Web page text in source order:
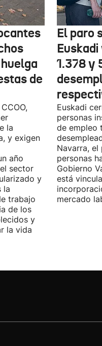
de
la
y exigen
año
sector
y
la
trabajo
de los
y
la vida
El paro
1.378 y
Euskadi
personas
de empleo
Navarra,
personas
Gobierno
está
mercado